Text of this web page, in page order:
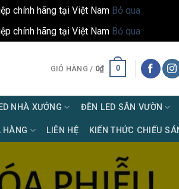
chính hãng tại Việt Nam Bỏ qua
chính hãng tại Việt Nam Bỏ qua
GIỎ HÀNG / 0₫ 0
NHÀ XƯỞNG ĐÈN LED SÂN VƯỜN
HÀNG LIÊN HỆ KIẾN THỨC CHIẾU